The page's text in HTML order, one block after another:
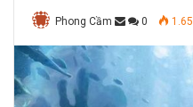
Phong Cầm 0